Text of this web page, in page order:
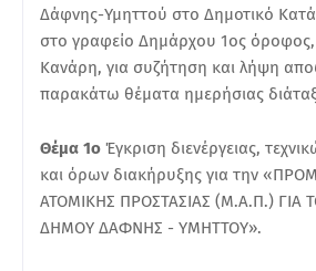
Δάφνης-Υμηττού στο Δημοτικό
στο γραφείο Δημάρχου 1ος όροφος,
Κανάρη, για συζήτηση και λήψη
παρακάτω θέματα ημερήσιας
Θέμα 1ο Έγκριση διενέργειας,
και όρων διακήρυξης για την
ΑΤΟΜΙΚΗΣ ΠΡΟΣΤΑΣΙΑΣ (Μ.Α.Π.) ΓΙΑ
ΔΗΜΟΥ ΔΑΦΝΗΣ - ΥΜΗΤΤΟΥ».